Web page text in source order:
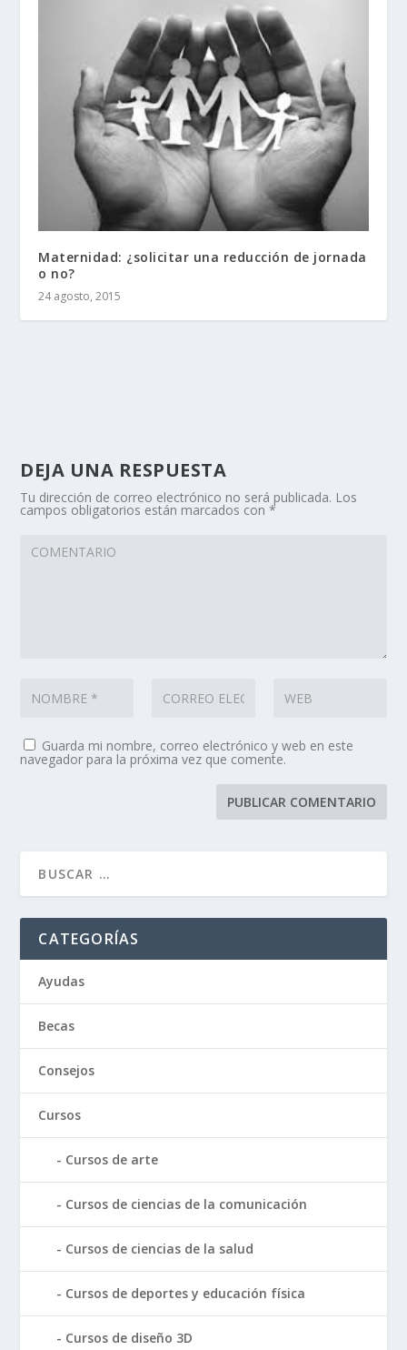
Maternidad: ¿solicitar una reducción de jornada
o no?
24 agosto, 2015
DEJA UNA RESPUESTA
Tu dirección de correo electrónico no será publicada. Los
campos obligatorios están marcados con*
Guarda mi nombre, correo electrónico y web en este
navegador para la próxima vez que comente.
CATEGORÍAS
Ayudas
Becas
Consejos
Cursos
Cursos de arte
Cursos de ciencias de la comunicación
Cursos de ciencias de la salud
Cursos de deportes y educación física
Cursos de diseño 3D